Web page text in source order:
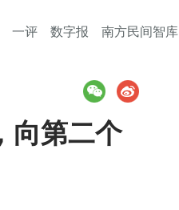
一评 数字报 南方民间智库
向第二个